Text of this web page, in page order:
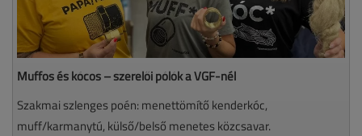
Muffos és kócos – szerelői pólók a VGF-nél
Szakmai szlenges poén: menettömítő kenderkóc,
muff/karmanytú, külső/belső menetes közcsavar.